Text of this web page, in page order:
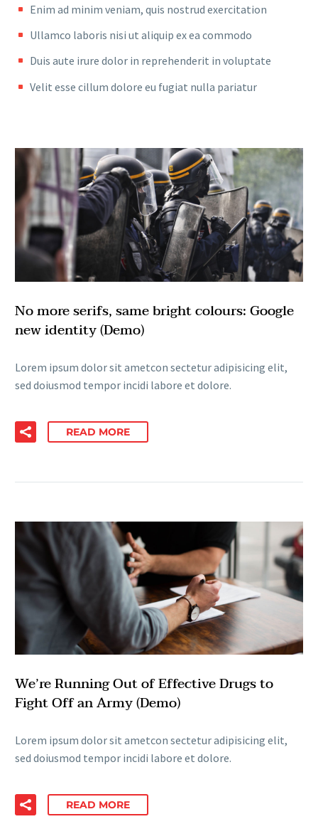
Enim ad minim veniam, quis nostrud exercitation
Ullamco laboris nisi ut aliquip ex ea commodo
Duis aute irure dolor in reprehenderit in voluptate
Velit esse cillum dolore eu fugiat nulla pariatur
No more serifs, same bright colours: Google
new identity (Demo)
Lorem ipsum dolor sit ametcon sectetur adipisicing elit,
sed doiusmod tempor incidi labore et dolore.
READ MORE
We’re Running Out of Effective Drugs to
Fight Off an Army (Demo)
Lorem ipsum dolor sit ametcon sectetur adipisicing elit,
sed doiusmod tempor incidi labore et dolore.
READ MORE